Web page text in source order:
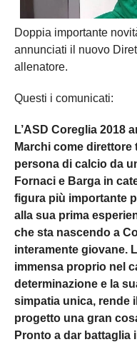
Doppia importante
annunciati il nuovo
allenatore.
Questi i comunicati:
L’ASD Coreglia 2018
Marchi come
persona di calcio da
Fornaci e Barga in
figura più importante
alla sua prima
che sta nascendo a
interamente giovane.
immensa proprio nel
determinazione e la
simpatia unica, rende
progetto una gran
Pronto a dar battaglia